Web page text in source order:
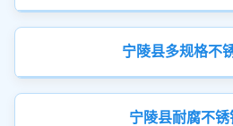
宁陵县多规格不
宁陵县耐腐不锈